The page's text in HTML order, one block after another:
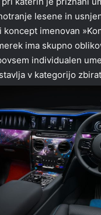
lesene in
imenovan
ima skupno
individualen
v kategorijo